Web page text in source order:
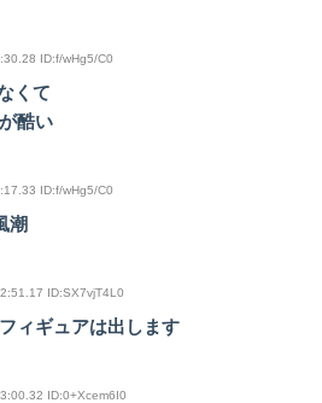
ID:f/wHg5/C0
くて
酷い
ID:f/wHg5/C0
潮
ID:SX7vjT4L0
ィギュアは出します
ID:0+Xcem6I0